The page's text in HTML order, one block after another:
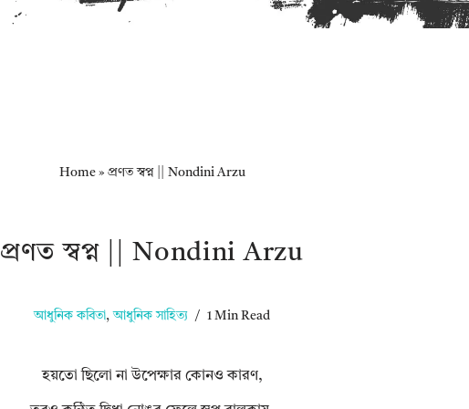
Home» প্রণত স্বপ্ন || Nondini Arzu
প্রণত স্বপ্ন || Nondini Arzu
আধুনিক কবিতা,আধুনিক সাহিত্য 1 Min Read
হয়তো ছিলো না উপেক্ষার কোনও কারণ,